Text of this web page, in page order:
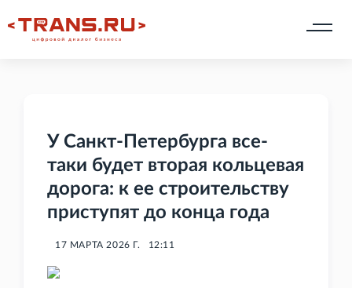
У Санкт-Петербурга все-
таки будет вторая кольцевая
дорога: к ее строительству
приступят до конца года
17 МАРТА 2026 Г. 12:11